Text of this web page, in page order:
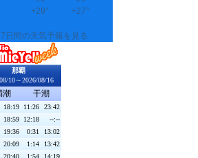
+29° +27°
7日間の天気予報を見る